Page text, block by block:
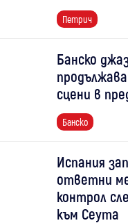
Петрич
Банско
сцени в
Банско
Испания
ответни
контрол
към Сеута